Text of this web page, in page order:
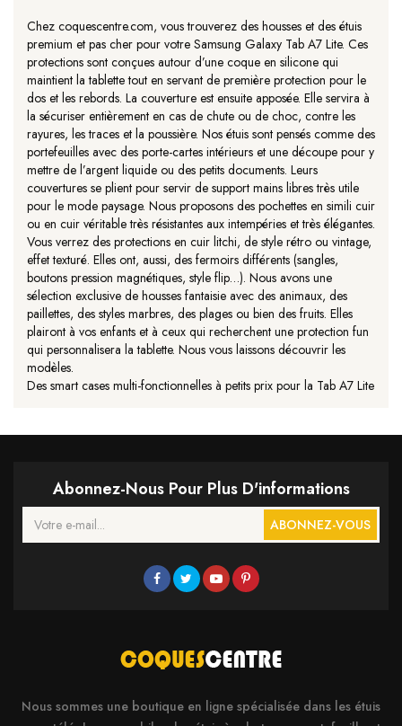
Chez coquescentre.com, vous trouverez des housses et des étuis
premium et pas cher pour votre Samsung Galaxy Tab A7 Lite. Ces
protections sont conçues autour d’une coque en silicone qui
maintient la tablette tout en servant de première protection pour le
dos et les rebords. La couverture est ensuite apposée. Elle servira à
la sécuriser entièrement en cas de chute ou de choc, contre les
rayures, les traces et la poussière. Nos étuis sont pensés comme des
portefeuilles avec des porte-cartes intérieurs et une découpe pour y
mettre de l’argent liquide ou des petits documents. Leurs
couvertures se plient pour servir de support mains libres très utile
pour le mode paysage. Nous proposons des pochettes en simili cuir
ou en cuir véritable très résistantes aux intempéries et très élégantes.
Vous verrez des protections en cuir litchi, de style rétro ou vintage,
effet texturé. Elles ont, aussi, des fermoirs différents (sangles,
boutons pression magnétiques, style flip…). Nous avons une
sélection exclusive de housses fantaisie avec des animaux, des
paillettes, des styles marbres, des plages ou bien des fruits. Elles
plairont à vos enfants et à ceux qui recherchent une protection fun
qui personnalisera la tablette. Nous vous laissons découvrir les
modèles.
Des smart cases multi-fonctionnelles à petits prix pour la Tab A7 Lite
Abonnez-Nous Pour Plus D'informations
ABONNEZ-VOUS
Nous sommes une boutique en ligne spécialisée dans les étuis